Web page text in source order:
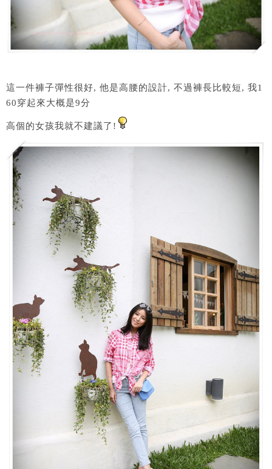
這一件褲子彈性很好, 他是高腰的設計, 不過褲長比較短, 我1
60穿起來大概是9分
高個的女孩我就不建議了!